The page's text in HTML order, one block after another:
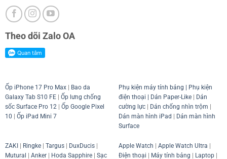
Theo dõi Zalo OA
Ốp iPhone 17 Pro Max|
Bao da
Galaxy Tab S10 FE| Ốp lưng chống
sốc Surface Pro 12| Ốp Google Pixel
10
Ốp iPad Mini 7
Phụ kiện máy tính bảng
Phụ kiện
điện thoại | Dán Paper-Like|
Dán
cường lực| Dán chống nhìn trộm
Dán màn hình iPad
Dán màn hình
Surface
ZAKI| Ringke| Targus| DuxDucis|
Mutural | Anker| Hoda Sapphire| Sạc
Apple Watch | Apple Watch Ultra |
Điện thoại | Máy tính bảng | Laptop|